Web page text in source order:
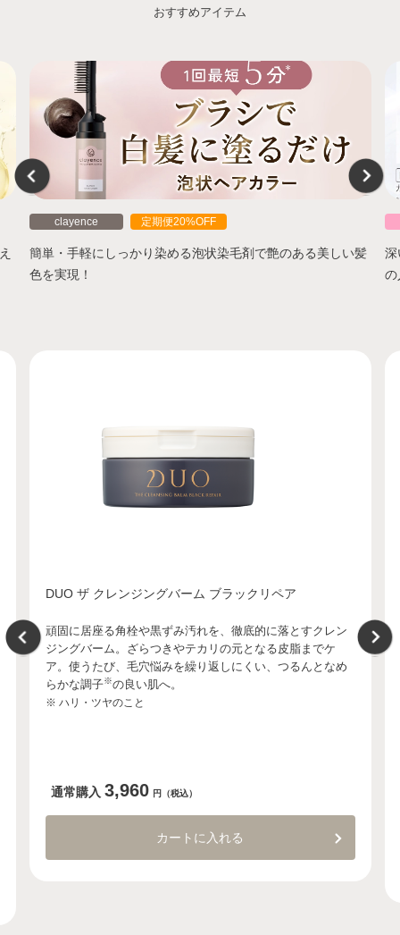
おすすめアイテム
clayence 定期便20%OFF
簡単・手軽にしっかり染める泡状染毛剤で艶のある美しい髪
色を実現！
深
の
DUO ザ クレンジングバーム ブラックリペア
頑固に居座る角栓や黒ずみ汚れを、徹底的に落とすクレン
ジングバーム。ざらつきやテカリの元となる皮脂までケ
ア。使うたび、毛穴悩みを繰り返しにくい、つるんとなめ
らかな調子※の良い肌へ。
※ ハリ・ツヤのこと
通常購入 3,960 円（税込）
カートに入れる